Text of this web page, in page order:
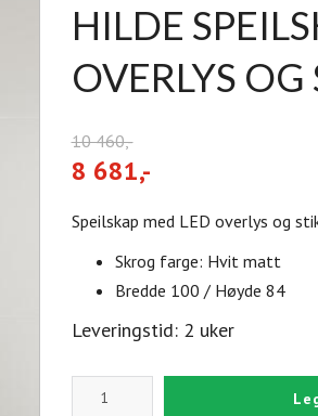
HILDE
OVERLYS
10 460,-
8 681,-
Speilskap med LED overlys og
Skrog farge: Hvit matt
Bredde 100 / Høyde 84
Leveringstid: 2 uker